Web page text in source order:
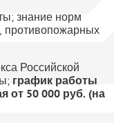
знание норм
противопожарных
Российской
график работы
от 50 000 руб. (на